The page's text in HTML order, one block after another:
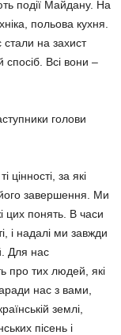
події Майдану. На
польова кухня.
на захист
спосіб. Всі вони –
голови
цінності, за які
завершення. Ми
цих понять. В часи
і надалі ми завжди
Для нас
про тих людей, які
нас з вами,
землі,
пісень і